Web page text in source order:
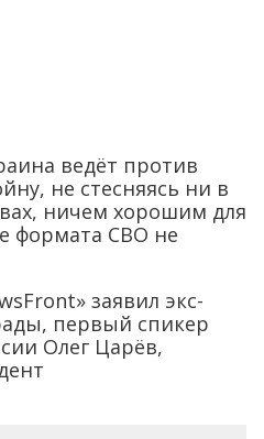
ведёт против
не стесняясь ни в
ничем хорошим для
формата СВО не
заявил экс-
первый спикер
Олег Царёв,